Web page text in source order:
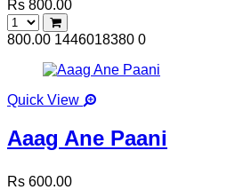
Rs 800.00
800.00 1446018380 0
Quick View
Aaag Ane Paani
Rs 600.00